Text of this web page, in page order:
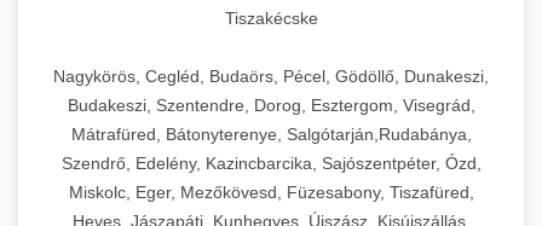
Tiszakécske
Nagykörös, Cegléd, Budaörs, Pécel, Gödöllő, Dunakeszi,
Budakeszi, Szentendre, Dorog, Esztergom, Visegrád,
Mátrafüred, Bátonyterenye, Salgótarján,Rudabánya,
Szendrő, Edelény, Kazincbarcika, Sajószentpéter, Ózd,
Miskolc, Eger, Mezőkövesd, Füzesabony, Tiszafüred,
Heves, Jászapáti, Kunhegyes, Újszász, Kisújszállás,